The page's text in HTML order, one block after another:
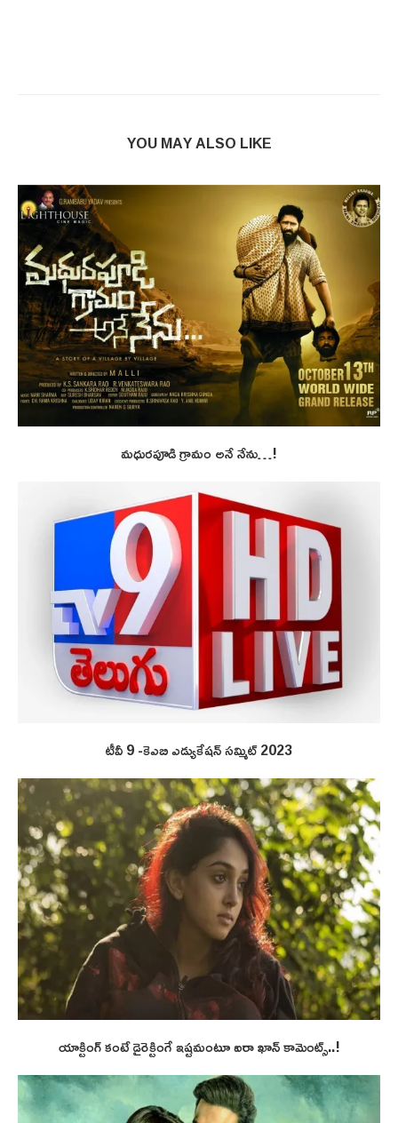
YOU MAY ALSO LIKE
మధురపూడి గ్రామం అనే నేను…!
టీవీ 9 -కెఎబి ఎడ్యుకేషన్ సమ్మిట్ 2023
యాక్టింగ్ కంటే డైరెక్టింగే ఇష్టమంటూ ఐరా ఖాన్ కామెంట్స్..!